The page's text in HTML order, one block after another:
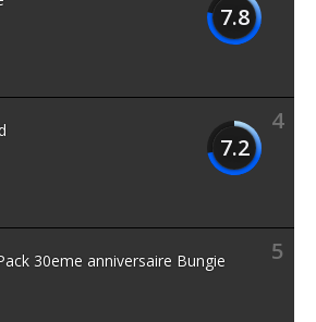
7.8
4
7.2
5
30eme anniversaire Bungie